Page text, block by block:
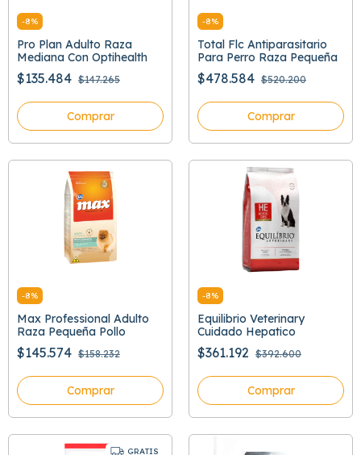
-8%
Pro Plan Adulto Raza
Mediana Con Optihealth
$135.484 $147.265
Comprar
-8%
Total Flc Antiparasitario
Para Perro Raza Pequeña
$478.584 $520.200
Comprar
-8%
Max Professional Adulto
Raza Pequeña Pollo
$145.574 $158.232
Comprar
-8%
Equilibrio Veterinary
Cuidado Hepatico
$361.192 $392.600
Comprar
GRATIS